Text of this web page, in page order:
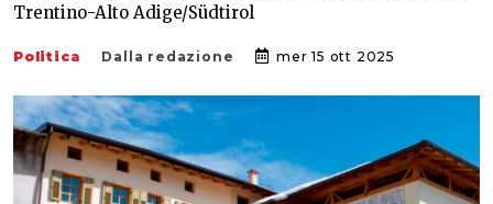
Trentino-Alto Adige/Südtirol
Politica Dalla redazione mer 15 ott 2025